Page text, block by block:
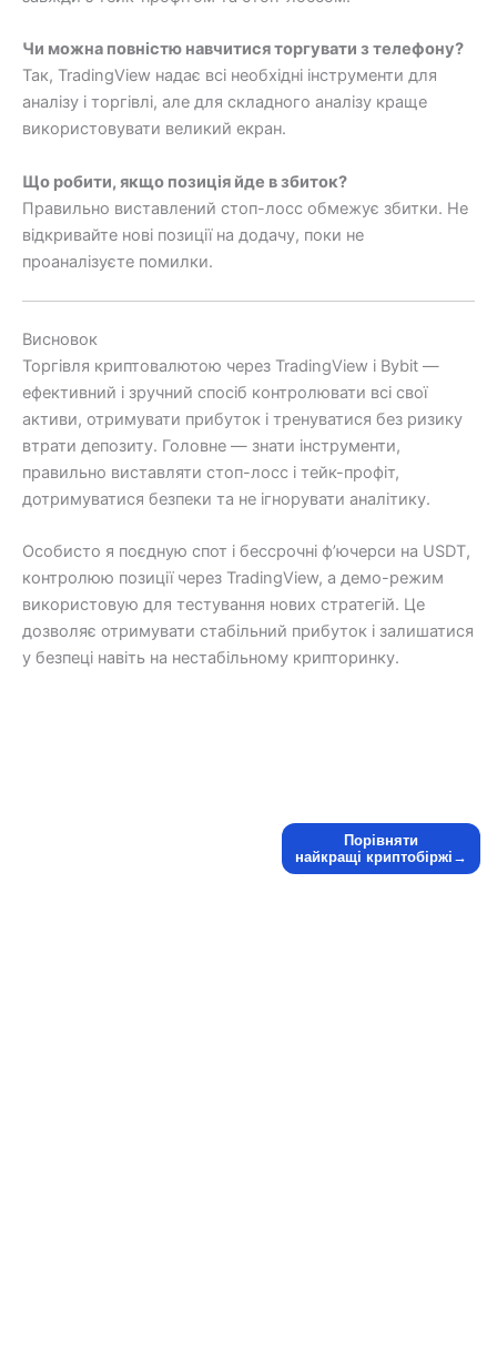
Чи можна повністю навчитися торгувати з телефону?
Так, TradingView надає всі необхідні інструменти для
аналізу і торгівлі, але для складного аналізу краще
використовувати великий екран.
Що робити, якщо позиція йде в збиток?
Правильно виставлений стоп-лосс обмежує збитки. Не
відкривайте нові позиції на додачу, поки не
проаналізуєте помилки.
Висновок
Торгівля криптовалютою через TradingView і Bybit —
ефективний і зручний спосіб контролювати всі свої
активи, отримувати прибуток і тренуватися без ризику
втрати депозиту. Головне — знати інструменти,
правильно виставляти стоп-лосс і тейк-профіт,
дотримуватися безпеки та не ігнорувати аналітику.
Особисто я поєдную спот і бессрочні ф’ючерси на USDT,
контролюю позиції через TradingView, а демо-режим
використовую для тестування нових стратегій. Це
дозволяє отримувати стабільний прибуток і залишатися
у безпеці навіть на нестабільному крипторинку.
Порівняти
найкращі криптобіржі→